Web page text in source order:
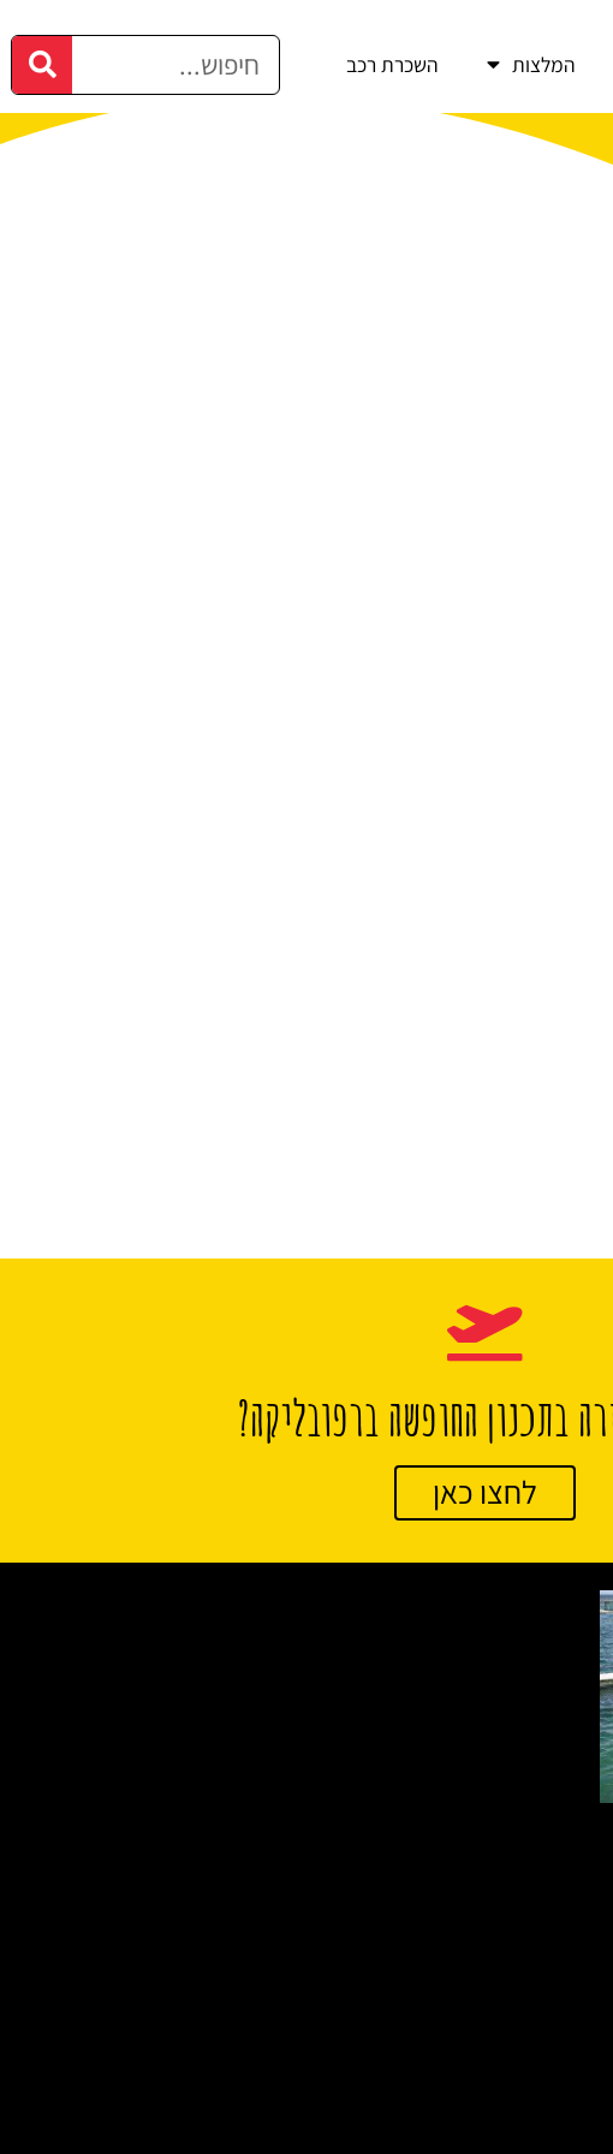
המלצות השכרת רכב
בתכנון החופשה ברפובליקה?
לחצו כאן